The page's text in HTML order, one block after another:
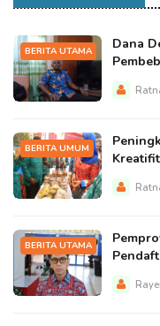
BERITA UTAMA
Dana
BERITA UMUM
BERITA UTAMA